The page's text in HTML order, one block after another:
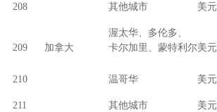
208 其他城市 美元
209 加拿大
渥太华、多伦多、
卡尔加里、蒙特利尔美元
210 温哥华 美元
211 其他城市 美元